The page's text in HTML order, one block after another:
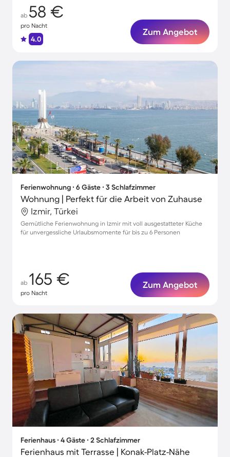
ab 58 €
pro Nacht
4.0
Zum Angebot
Ferienwohnung ∙ 6 Gäste ∙ 3 Schlafzimmer
Wohnung | Perfekt für die Arbeit von Zuhause
Izmir, Türkei
Gemütliche Ferienwohnung in Izmir mit voll ausgestatteter Küche
für unvergessliche Urlaubsmomente für bis zu 6 Personen
ab 165 €
pro Nacht
Zum Angebot
Ferienhaus ∙ 4 Gäste ∙ 2 Schlafzimmer
Ferienhaus mit Terrasse | Konak-Platz-Nähe